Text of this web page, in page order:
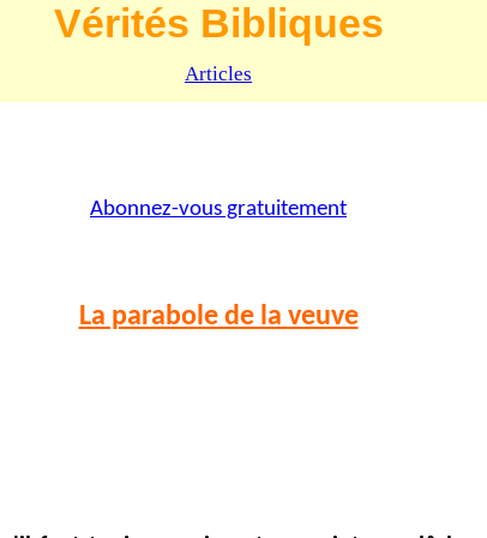
Vérités Bibliques
Articles
Abonnez-vous gratuitement
La parabole de la veuve